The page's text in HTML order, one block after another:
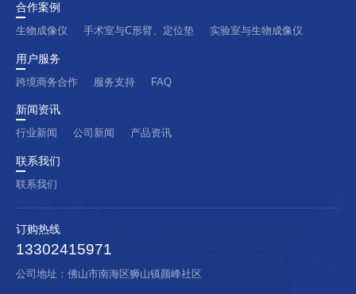
合作案例
生物成像仪
手术室与C形臂、定位垫 实验室与生物成像仪
用户服务
跨境商务合作
服务支持 FAQ
新闻资讯
行业新闻
公司新闻 产品资讯
联系我们
联系我们
订购热线
13302415971
公司地址：佛山市南海区狮山镇颜峰社区